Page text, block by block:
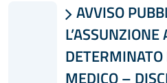
 AVVISO
MEDICO –